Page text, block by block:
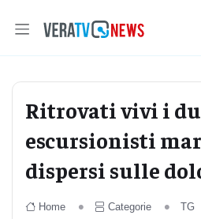
Ritrovati vivi i
escursionisti
dispersi sulle
Home Categorie TG